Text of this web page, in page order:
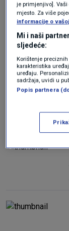
je primjenjivo].
mjesto. Za više
informacije o
Mi i naši
sljedeće:
Korištenje
karakteristika
uređaju.
sadržaja, uvidi u
Popis partnera